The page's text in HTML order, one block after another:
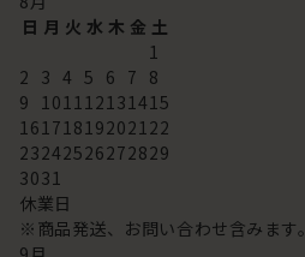
日 月 火 水 木 金 土
1
2 3 4 5 6 7 8
9
10 11 12 13 14 15
16 17 18 192021 22
23242526272829
3031
休業日
※商品発送、お問い合わせ含みます。